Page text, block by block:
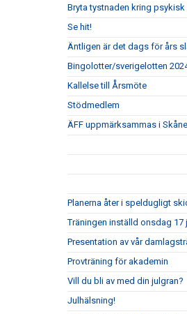
Bryta tystnaden kring psykisk
Se hit!
Äntligen är det dags för års
Bingolotter/sverigelotten
Kallelse till Årsmöte
Stödmedlem
ÄFF uppmärksammas i
Planerna åter i speldugligt
Träningen inställd onsdag 17
Presentation av vår
Provträning för akademin
Vill du bli av med din julgran?
Julhälsning!